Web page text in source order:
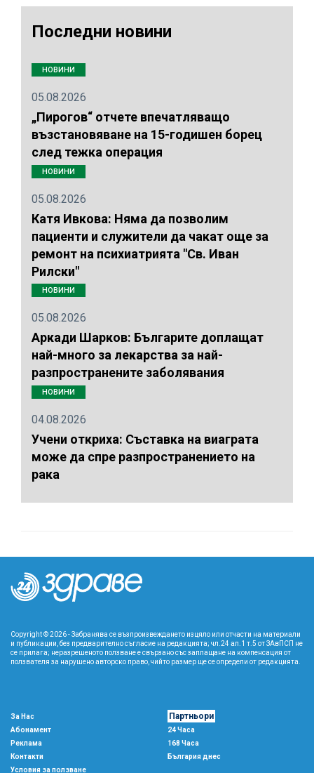
Последни новини
НОВИНИ
05.08.2026
„Пирогов“ отчете впечатляващо
възстановяване на 15-годишен борец
след тежка операция
НОВИНИ
05.08.2026
Катя Ивкова: Няма да позволим
пациенти и служители да чакат още за
ремонт на психиатрията "Св. Иван
Рилски"
НОВИНИ
05.08.2026
Аркади Шарков: Българите доплащат
най-много за лекарства за най-
разпространените заболявания
НОВИНИ
04.08.2026
Учени откриха: Съставка на виаграта
може да спре разпространението на
рака
Copyright © 2026 - Забранява се възпроизвеждането изцяло или отчасти на материали
и публикации, без предварително съгласие на редакцията; чл.24 ал.1 т.5 от ЗАвПСП не
се прилага; неразрешеното ползване е свързано със заплащане на компенсация от
ползвателя за нарушено авторско право, чийто размер ще се определи от редакцията.
За Нас
Абонамент
Реклама
Контакти
Условия за ползване
Партньори
24 Часа
168 Часа
България днес